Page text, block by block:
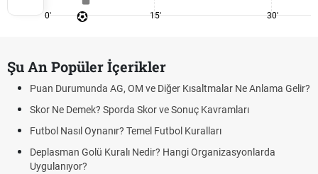
0' 15' 30'
Şu An Popüler İçerikler
Puan Durumunda AG, OM ve Diğer Kısaltmalar Ne Anlama Gelir?
Skor Ne Demek? Sporda Skor ve Sonuç Kavramları
Futbol Nasıl Oynanır? Temel Futbol Kuralları
Deplasman Golü Kuralı Nedir? Hangi Organizasyonlarda
Uygulanıyor?